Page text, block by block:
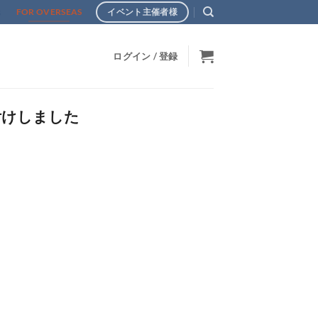
FOR OVERSEAS イベント主催者様
ログイン / 登録
しました